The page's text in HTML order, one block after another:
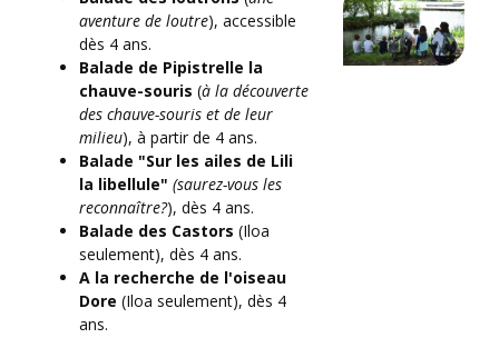
aventure de loutre), accessible
dès 4 ans.
Balade de Pipistrelle la
chauve-souris (à la découverte
des chauve-souris et de leur
milieu), à partir de 4 ans.
Balade "Sur les ailes de Lili
la libellule" (saurez-vous les
reconnaître?), dès 4 ans.
Balade des Castors (Iloa
seulement), dès 4 ans.
A la recherche de l'oiseau
Dore (Iloa seulement), dès 4
ans.